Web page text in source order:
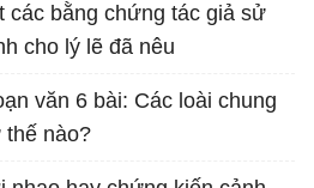
các bằng chứng tác giả sử
cho lý lẽ đã nêu
văn 6 bài: Các loài chung
nào?